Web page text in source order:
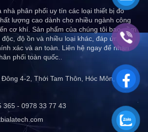
nhà phân phối uy tín các loại thiết bị đo
lượng cao dành cho nhiều ngành công
cơ khí. Sản phẩm của chúng tôi bao gồm
độ ồn và nhiều loại khác, đáp ứng mọi
xác và an toàn. Liên hệ ngay để nhận
phối toàn quốc..
4-2, Thới Tam Thôn, Hóc Môn,
365 - 0978 33 77 43